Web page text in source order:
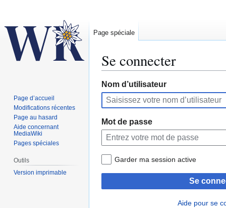
Se connecter
Aller
à
la
navigation
Aller
à
la
recherche
Nom d’utilisateur
Mot de passe
Garder ma session active
Se
Aide pour se
Page spéciale
Page d’accueil
Modifications récentes
Page au hasard
Aide concernant
MediaWiki
Pages spéciales
Outils
Version imprimable